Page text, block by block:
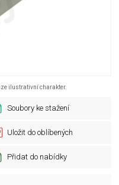
ilustrativní charakter.
Soubory ke stažení
Uložit do oblíbených
Přidat do nabídky